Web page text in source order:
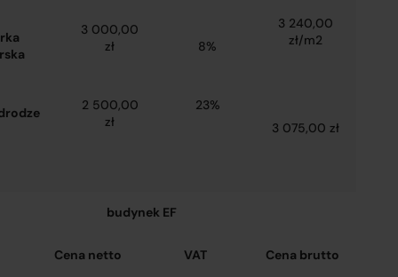
3 000,00
zł
2 500,00
zł
8%
23%
3 240,00
zł/m2
3 075,00 zł
budynek EF
Cena netto VAT Cena brutto